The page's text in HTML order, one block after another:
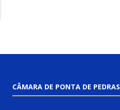
CÂMARA DE PONTA DE PEDRAS